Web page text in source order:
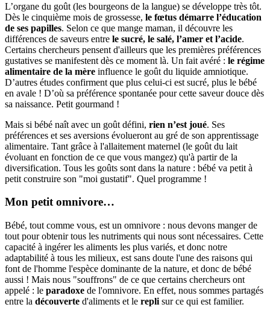
L’organe du goût (les bourgeons de la langue) se développe très tôt.
Dès le cinquième mois de grossesse, le fœtus démarre l’éducation
de ses papilles. Selon ce que mange maman, il découvre les
différences de saveurs entre le sucré, le salé, l’amer et l’acide.
Certains chercheurs pensent d'ailleurs que les premières préférences
gustatives se manifestent dès ce moment là. Un fait avéré : le régime
alimentaire de la mère influence le goût du liquide amniotique.
D’autres études confirment que plus celui-ci est sucré, plus le bébé
en avale ! D’où sa préférence spontanée pour cette saveur douce dès
sa naissance. Petit gourmand !
Mais si bébé naît avec un goût défini, rien n’est joué. Ses
préférences et ses aversions évolueront au gré de son apprentissage
alimentaire. Tant grâce à l'allaitement maternel (le goût du lait
évoluant en fonction de ce que vous mangez) qu'à partir de la
diversification. Tous les goûts sont dans la nature : bébé va petit à
petit construire son "moi gustatif". Quel programme !
Mon petit omnivore…
Bébé, tout comme vous, est un omnivore : nous devons manger de
tout pour obtenir tous les nutriments qui nous sont nécessaires. Cette
capacité à ingérer les aliments les plus variés, et donc notre
adaptabilité à tous les milieux, est sans doute l'une des raisons qui
font de l'homme l'espèce dominante de la nature, et donc de bébé
aussi ! Mais nous "souffrons" de ce que certains chercheurs ont
appelé : le paradoxe de l'omnivore. En effet, nous sommes partagés
entre la découverte d'aliments et le repli sur ce qui est familier.